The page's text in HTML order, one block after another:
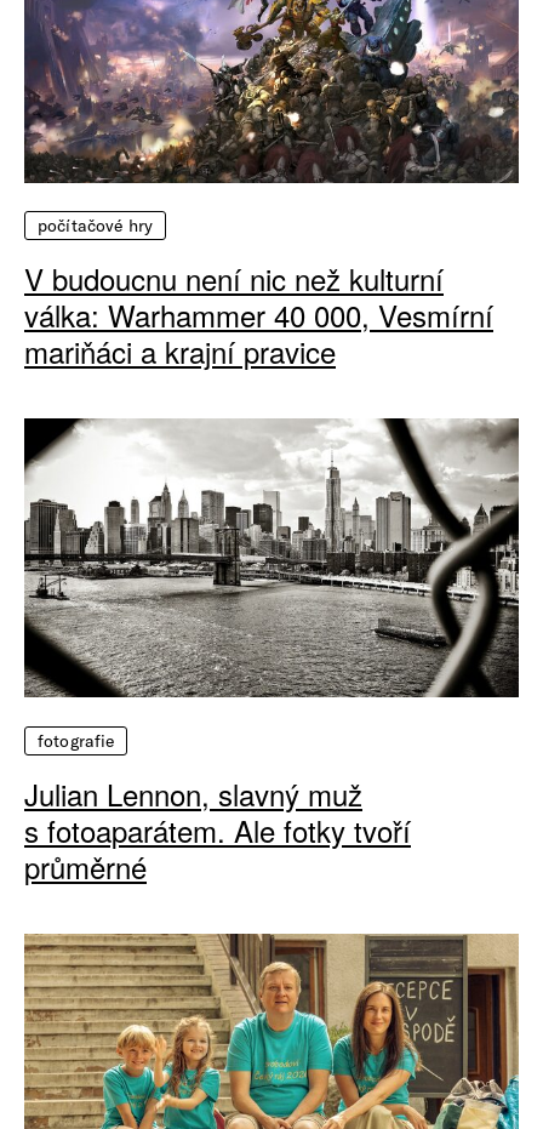
počítačové hry
V budoucnu není nic než kulturní
válka: Warhammer 40 000, Vesmírní
mariňáci a krajní pravice
fotografie
Julian Lennon, slavný muž
s fotoaparátem. Ale fotky tvoří
průměrné